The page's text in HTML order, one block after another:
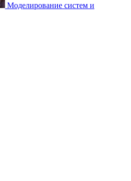
Моделирование систем и